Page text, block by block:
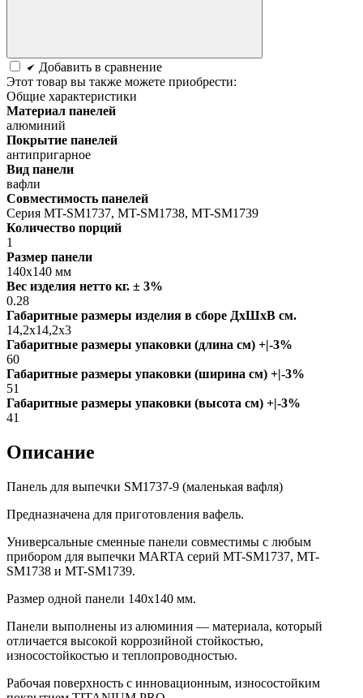
Добавить в сравнение
Этот товар вы также можете приобрести:
Общие характеристики
Материал панелей
алюминий
Покрытие панелей
антипригарное
Вид панели
вафли
Совместимость панелей
Серия MT-SM1737, MT-SM1738, MT-SM1739
Количество порций
1
Размер панели
140х140 мм
Вес изделия нетто кг. ± 3%
0.28
Габаритные размеры изделия в сборе ДxШxВ см.
14,2х14,2х3
Габаритные размеры упаковки (длина см) +|-3%
60
Габаритные размеры упаковки (ширина см) +|-3%
51
Габаритные размеры упаковки (высота см) +|-3%
41
Описание
Панель для выпечки SM1737-9 (маленькая вафля)
Предназначена для приготовления вафель.
Универсальные сменные панели совместимы с любым
прибором для выпечки MARTA серий MT-SM1737, MT-
SM1738 и MT-SM1739.
Размер одной панели 140х140 мм.
Панели выполнены из алюминия — материала, который
отличается высокой коррозийной стойкостью,
износостойкостью и теплопроводностью.
Рабочая поверхность с инновационным, износостойким